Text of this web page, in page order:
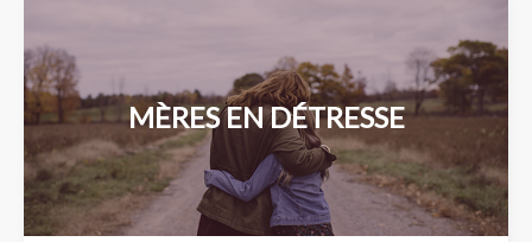
MÈRES EN DÉTRESSE